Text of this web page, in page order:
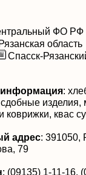
ФО РФ
область
Спасск-
информация:
сдобные
коврижки, квас
адрес: 391050,
79
: (09135) 1-11-16,